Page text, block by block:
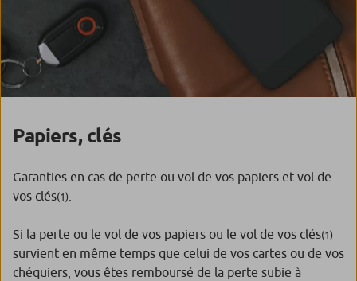
Papiers, clés
Garanties en cas de perte ou vol de vos papiers et vol de
vos clés(1)
Si la perte ou le vol de vos papiers ou le vol de vos clés(1)
survient en même temps que celui de vos cartes ou de vos
chéquiers, vous êtes remboursé de la perte subie à